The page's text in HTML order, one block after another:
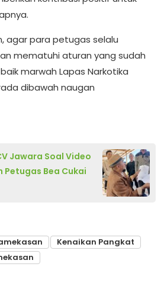
agar para petugas selalu
mematuhi aturan yang sudah
marwah Lapas Narkotika
dibawah naugan
Jawara Soal Video
Petugas Bea Cukai
Kenaikan Pangkat